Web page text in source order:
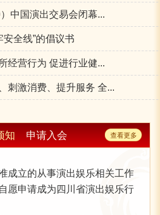
称变更的公告
考前培训的通知
纪人考前培训的通知》
搬迁事宜的通知
协会招聘启事
关于2022年演出经纪人资格认定考前培训报名时间延长的通知
安全管理的通知
关于举办2022年演出经纪人培训认定考试考前培训的通知
业自律管理的通知
中国演出交易会闭幕...
安全线”的倡议书
经营行为 促进行业健...
刺激消费、提升服务 全...
知 申请入会 查看更多
成立的从事演出娱乐相关工作
愿申请成为四川省演出娱乐行